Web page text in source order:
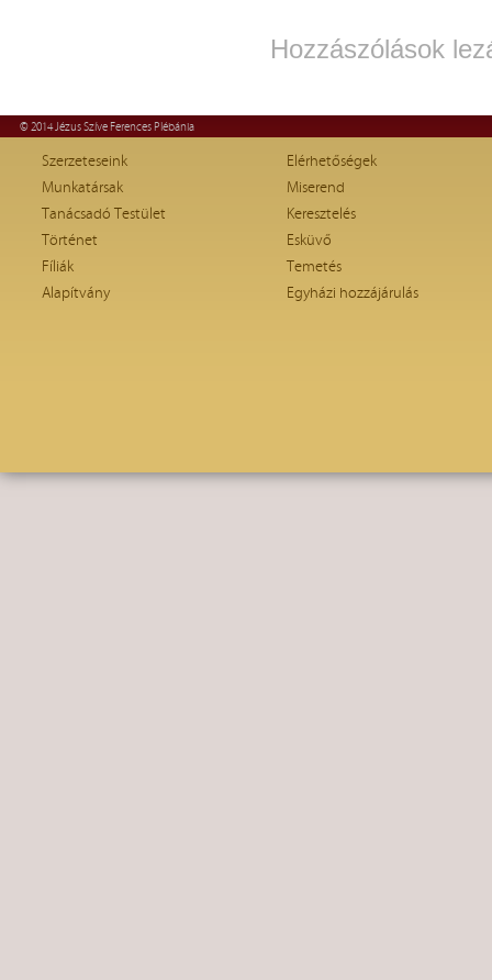
Hozzászólások
© 2014 Jézus Szíve Ferences Plébánia
Szerzeteseink
Munkatársak
Tanácsadó Testület
Történet
Fíliák
Alapítvány
Elérhetőségek
Miserend
Keresztelés
Esküvő
Temetés
Egyházi hozzájárulás